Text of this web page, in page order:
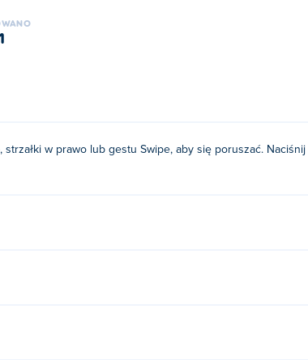
strzałki w prawo lub gestu Swipe, aby się poruszać. Naciśnij